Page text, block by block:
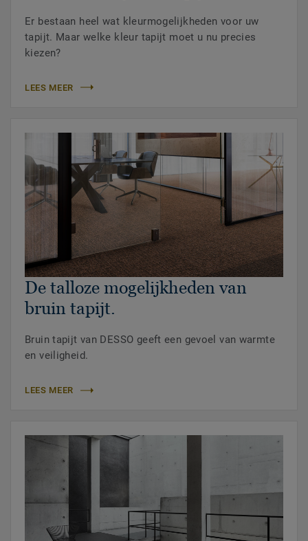
Er bestaan heel wat kleurmogelijkheden voor uw
tapijt. Maar welke kleur tapijt moet u nu precies
kiezen?
LEES MEER
De talloze mogelijkheden van
bruin tapijt.
Bruin tapijt van DESSO geeft een gevoel van warmte
en veiligheid.
LEES MEER